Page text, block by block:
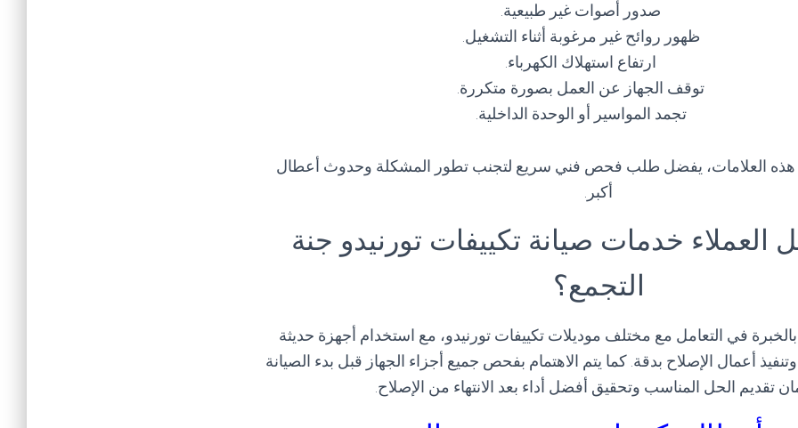
صدور أصوات غير طبيعية.
ظهور روائح غير مرغوبة أثناء التشغيل.
ارتفاع استهلاك الكهرباء.
توقف الجهاز عن العمل بصورة متكررة.
تجمد المواسير أو الوحدة الداخلية.
هذه العلامات، يفضل طلب فحص فني سريع لتجنب تطور المشكلة وحدوث أعطال
أكبر.
العملاء خدمات صيانة تكييفات تورنيدو جنة
التجمع؟
بالخبرة في التعامل مع مختلف موديلات تكييفات تورنيدو، مع استخدام أجهزة حديثة
أعمال الإصلاح بدقة. كما يتم الاهتمام بفحص جميع أجزاء الجهاز قبل بدء الصيانة
تقديم الحل المناسب وتحقيق أفضل أداء بعد الانتهاء من الإصلاح.